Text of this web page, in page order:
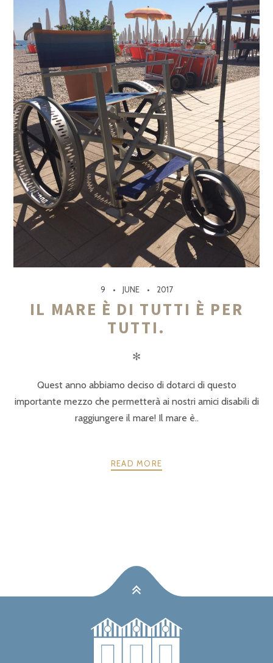
9 JUNE 2017
IL MARE È DI TUTTI È PER
TUTTI.
✻
Quest anno abbiamo deciso di dotarci di questo
importante mezzo che permetterà ai nostri amici disabili di
raggiungere il mare! Il mare è..
READ MORE